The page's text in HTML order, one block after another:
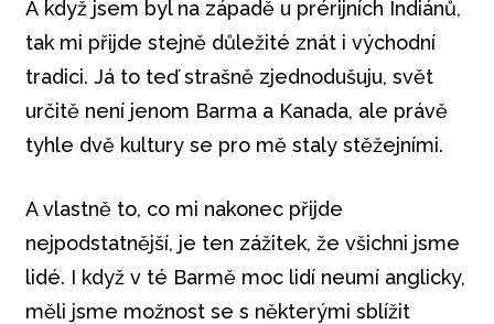
A když jsem byl na západě u prérijních Indiánů,
tak mi přijde stejně důležité znát i východní
tradici. Já to teď strašně zjednodušuju, svět
určitě není jenom Barma a Kanada, ale právě
tyhle dvě kultury se pro mě staly stěžejními.
A vlastně to, co mi nakonec přijde
nejpodstatnější, je ten zážitek, že všichni jsme
lidé. I když v té Barmě moc lidí neumí anglicky,
měli jsme možnost se s některými sblížit